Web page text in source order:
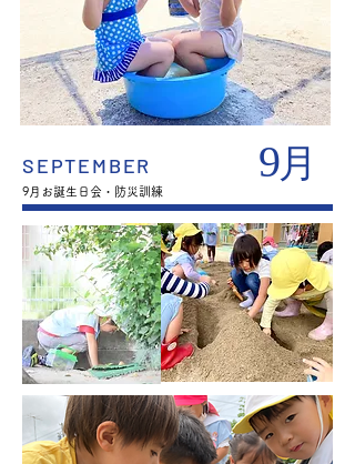
​9月お誕生日会・防災訓練
SEPTEMBER 9月